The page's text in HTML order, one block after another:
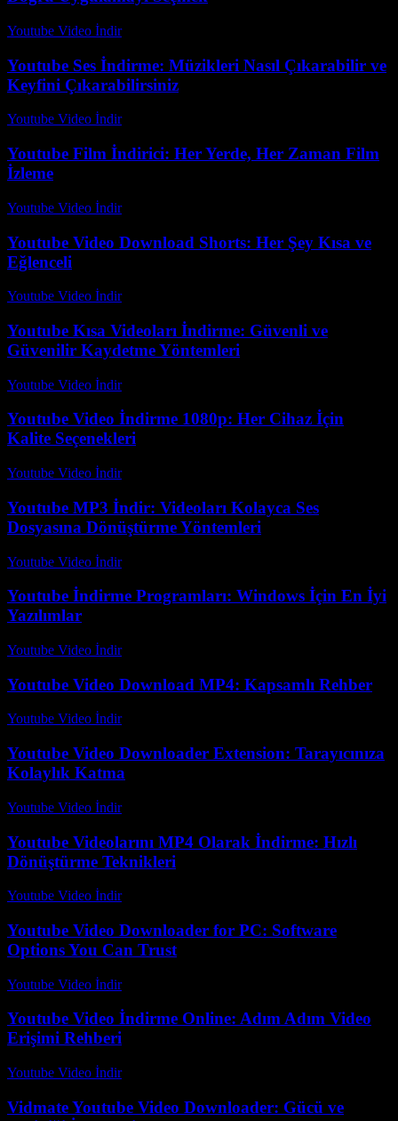
Youtube Video İndir-
Youtube Ses İndirme: Müzikleri Nasıl Çıkarabilir ve
Keyfini Çıkarabilirsiniz
Youtube Video İndir-
Youtube Film İndirici: Her Yerde, Her Zaman Film
İzleme
Youtube Video İndir-
Youtube Video Download Shorts: Her Şey Kısa ve
Eğlenceli
Youtube Video İndir-
Youtube Kısa Videoları İndirme: Güvenli ve
Güvenilir Kaydetme Yöntemleri
Youtube Video İndir-
Youtube Video İndirme 1080p: Her Cihaz İçin
Kalite Seçenekleri
Youtube Video İndir-
Youtube MP3 İndir: Videoları Kolayca Ses
Dosyasına Dönüştürme Yöntemleri
Youtube Video İndir-
Youtube İndirme Programları: Windows İçin En İyi
Yazılımlar
Youtube Video İndir-
Youtube Video Download MP4: Kapsamlı Rehber
Youtube Video İndir-
Youtube Video Downloader Extension: Tarayıcınıza
Kolaylık Katma
Youtube Video İndir-
Youtube Videolarını MP4 Olarak İndirme: Hızlı
Dönüştürme Teknikleri
Youtube Video İndir-
Youtube Video Downloader for PC: Software
Options You Can Trust
Youtube Video İndir-
Youtube Video İndirme Online: Adım Adım Video
Erişimi Rehberi
Youtube Video İndir-
Vidmate Youtube Video Downloader: Gücü ve